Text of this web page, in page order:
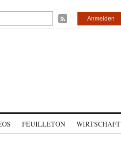
Anmelden
FEUILLETON WIRTSCHAFT